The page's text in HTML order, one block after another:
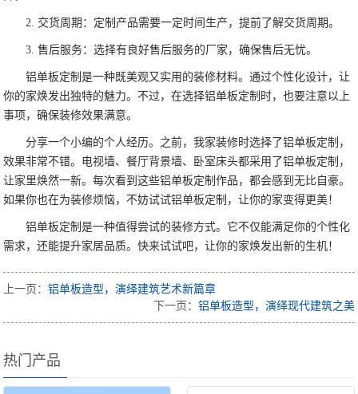
2. 交货周期：定制产品需要一定时间生产，提前了解交货周期。
3. 售后服务：选择有良好售后服务的厂家，确保售后无忧。
铝单板定制是一种既美观又实用的装修材料。通过个性化设计，让
你的家焕发出独特的魅力。不过，在选择铝单板定制时，也要注意以上
事项，确保装修效果满意。
分享一个小编的个人经历。之前，我家装修时选择了铝单板定制，
效果非常不错。电视墙、餐厅背景墙、卧室床头都采用了铝单板定制，
让家里焕然一新。每次看到这些铝单板定制作品，都会感到无比自豪。
如果你也在为装修烦恼，不妨试试铝单板定制，让你的家变得更美！
铝单板定制是一种值得尝试的装修方式。它不仅能满足你的个性化
需求，还能提升家居品质。快来试试吧，让你的家焕发出新的生机！
上一页：铝单板造型，演绎建筑艺术新篇章
下一页： 铝单板造型，演绎现代建筑之美
热门产品